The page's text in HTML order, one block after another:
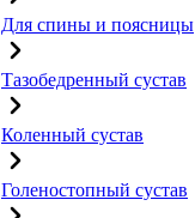
Для спины и поясницы
Тазобедренный сустав
Коленный сустав
Голеностопный сустав